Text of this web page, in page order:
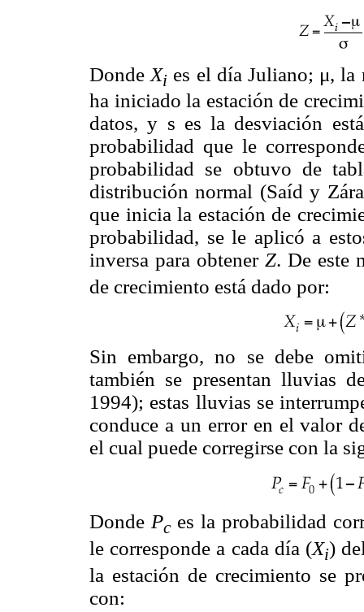
Donde Xi es el día Juliano; μ, la
ha iniciado la estación de
datos, y s es la desviación
probabilidad que le
probabilidad se obtuvo de
distribución normal (Saíd y
que inicia la estación de
probabilidad, se le aplicó a
inversa para obtener Z. De este
de crecimiento está dado por:
Sin embargo, no se debe
también se presentan lluvias
1994); estas lluvias se
conduce a un error en el valor
el cual puede corregirse con la
Donde Pces la probabilidad
le corresponde a cada día (Xi)
la estación de crecimiento se
con: